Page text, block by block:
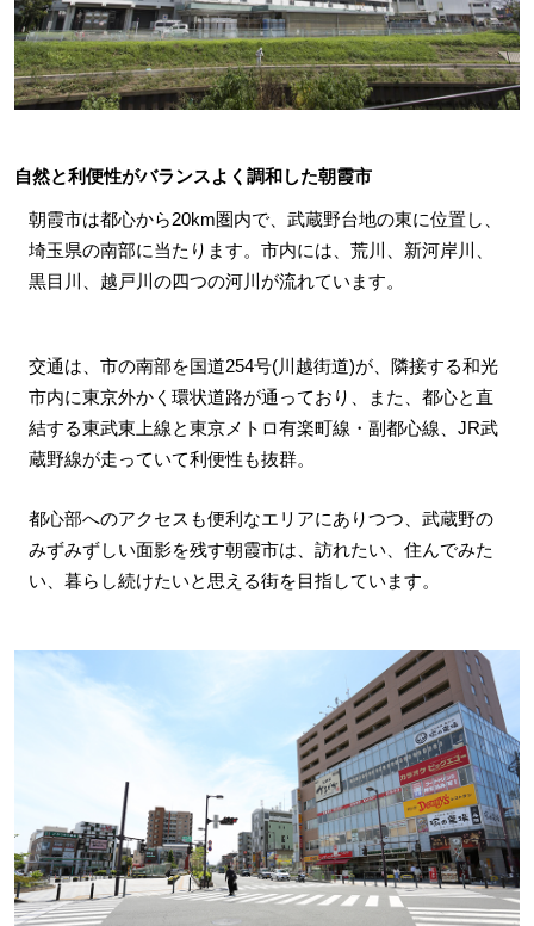
自然と利便性がバランスよく調和した朝霞市
朝霞市は都心から20km圏内で、武蔵野台地の東に位置し、
埼玉県の南部に当たります。市内には、荒川、新河岸川、
黒目川、越戸川の四つの河川が流れています。
交通は、市の南部を国道254号(川越街道)が、隣接する和光
市内に東京外かく環状道路が通っており、また、都心と直
結する東武東上線と東京メトロ有楽町線・副都心線、JR武
蔵野線が走っていて利便性も抜群。
都心部へのアクセスも便利なエリアにありつつ、武蔵野の
みずみずしい面影を残す朝霞市は、訪れたい、住んでみた
い、暮らし続けたいと思える街を目指しています。